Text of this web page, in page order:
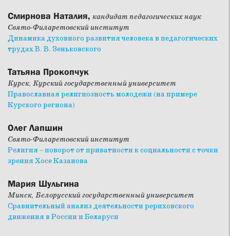
Смирнова Наталия, кандидат педагогических наук
Свято-Филаретовский институт
Динамика духовного развития человека в педагогических
трудах В. В. Зеньковского
Татьяна Прокопчук
Курск, Курский государственный университет
Православная религиозность молодежи (на примере
Курского региона)
Олег Лапшин
Свято-Филаретовский институт
Религия – поворот от приватности к социальности с точки
зрения Хосе Казанова
Мария Шульгина
Минск, Белорусский государственный университет
Сравнительный анализ деятельности рериховского
движения в России и Беларуси